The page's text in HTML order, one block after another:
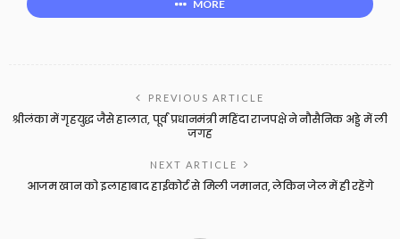
MORE
PREVIOUS ARTICLE
श्रीलंका में गृहयुद्ध जैसे हालात, पूर्व प्रधानमंत्री महिंदा राजपक्षे ने नौसैनिक अड्डे में ली
जगह
NEXT ARTICLE
आजम खान को इलाहाबाद हाईकोर्ट से मिली जमानत, लेकिन जेल में ही रहेंगे